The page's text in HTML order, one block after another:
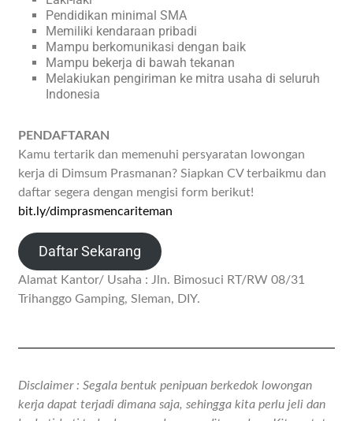
Pendidikan minimal SMA
Memiliki kendaraan pribadi
Mampu berkomunikasi dengan baik
Mampu bekerja di bawah tekanan
Melakiukan pengiriman ke mitra usaha di seluruh
Indonesia
PENDAFTARAN
Kamu tertarik dan memenuhi persyaratan lowongan
kerja di Dimsum Prasmanan? Siapkan CV terbaikmu dan
daftar segera dengan mengisi form berikut!
bit.ly/dimprasmencariteman
Daftar Sekarang
Alamat Kantor/ Usaha : Jln. Bimosuci RT/RW 08/31
Trihanggo Gamping, Sleman, DIY.
Disclaimer : Segala bentuk penipuan berkedok lowongan
kerja dapat terjadi dimana saja, sehingga kita perlu jeli dan